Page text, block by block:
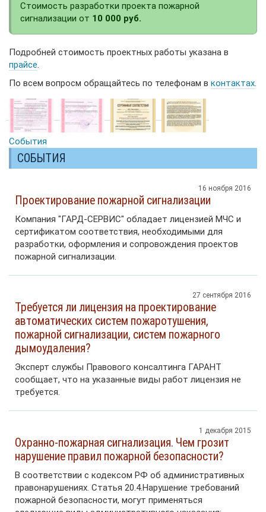
Стоимость разработки проекта пожарной
сигнализации от 10 000 руб.
Подробней стоимость проектных работы указана в
прайсе.
По всем вопросм обращайтесь по телефонам вконтактах.
События
СОБЫТИЯ
16 ноября 2016
Проектирование пожарной сигнализации
Компания "ГАРД-СЕРВИС" обладает лицензией МЧС и
сертификатом соответствия, необходимыми для
разработки, оформления и сопровождения проектов
пожарной сигнализации.
27 сентября 2016
Требуется ли лицензия на проектирование
автоматических систем пожаротушения,
пожарной сигнализации, систем пожарного
дымоудаления?
Эксперт службы Правового консалтинга ГАРАНТ
сообщает, что на указанные виды работ лицензия не
требуется.
1 декабря 2015
Охранно-пожарная сигнализация. Чем грозит
нарушение правил пожарной безопасности?
В соответствии с кодексом РФ об административных
правонарушениях. Статья 20.4.Нарушение требований
пожарной безопасности, могут применяться